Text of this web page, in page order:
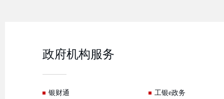
政府机构服务
银财通 工银e政务